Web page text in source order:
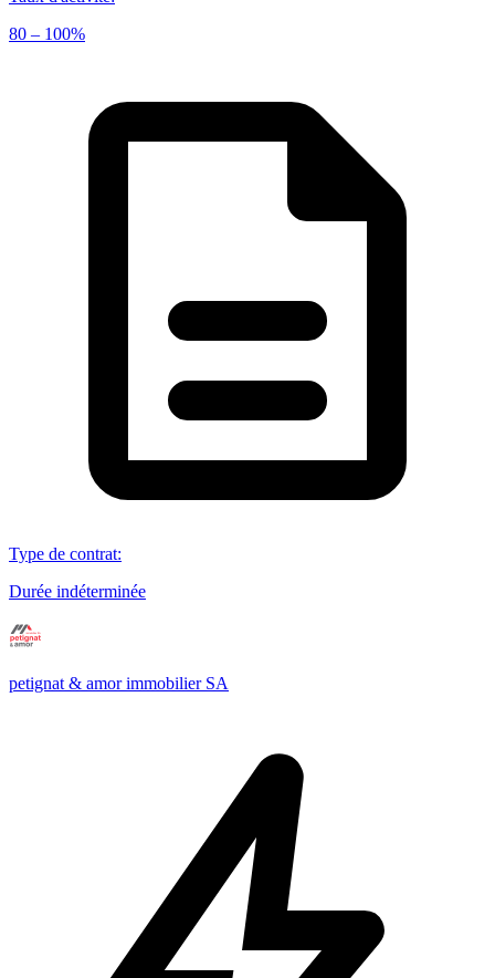
80 – 100%
Type de contrat:
Durée indéterminée
petignat & amor immobilier SA